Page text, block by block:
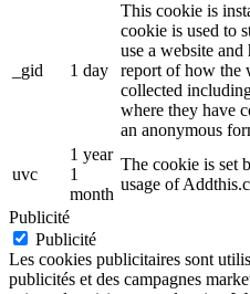
_gid 1 day
This cookie is
cookie is used to
use a website
report of how the
collected
where they have
an anonymous
uvc
1 year
1
month
The cookie is set
usage of
Publicité
Publicité
Les cookies publicitaires sont
publicités et des campagnes